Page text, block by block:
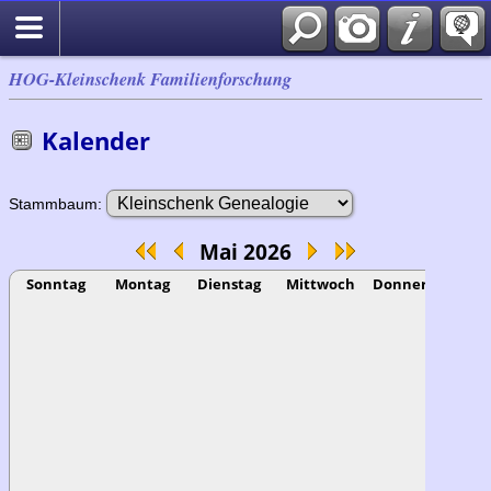
HOG-Kleinschenk Familienforschung
Kalender
Stammbaum:
Mai 2026
Sonntag Montag Dienstag Mittwoch Donnerstag